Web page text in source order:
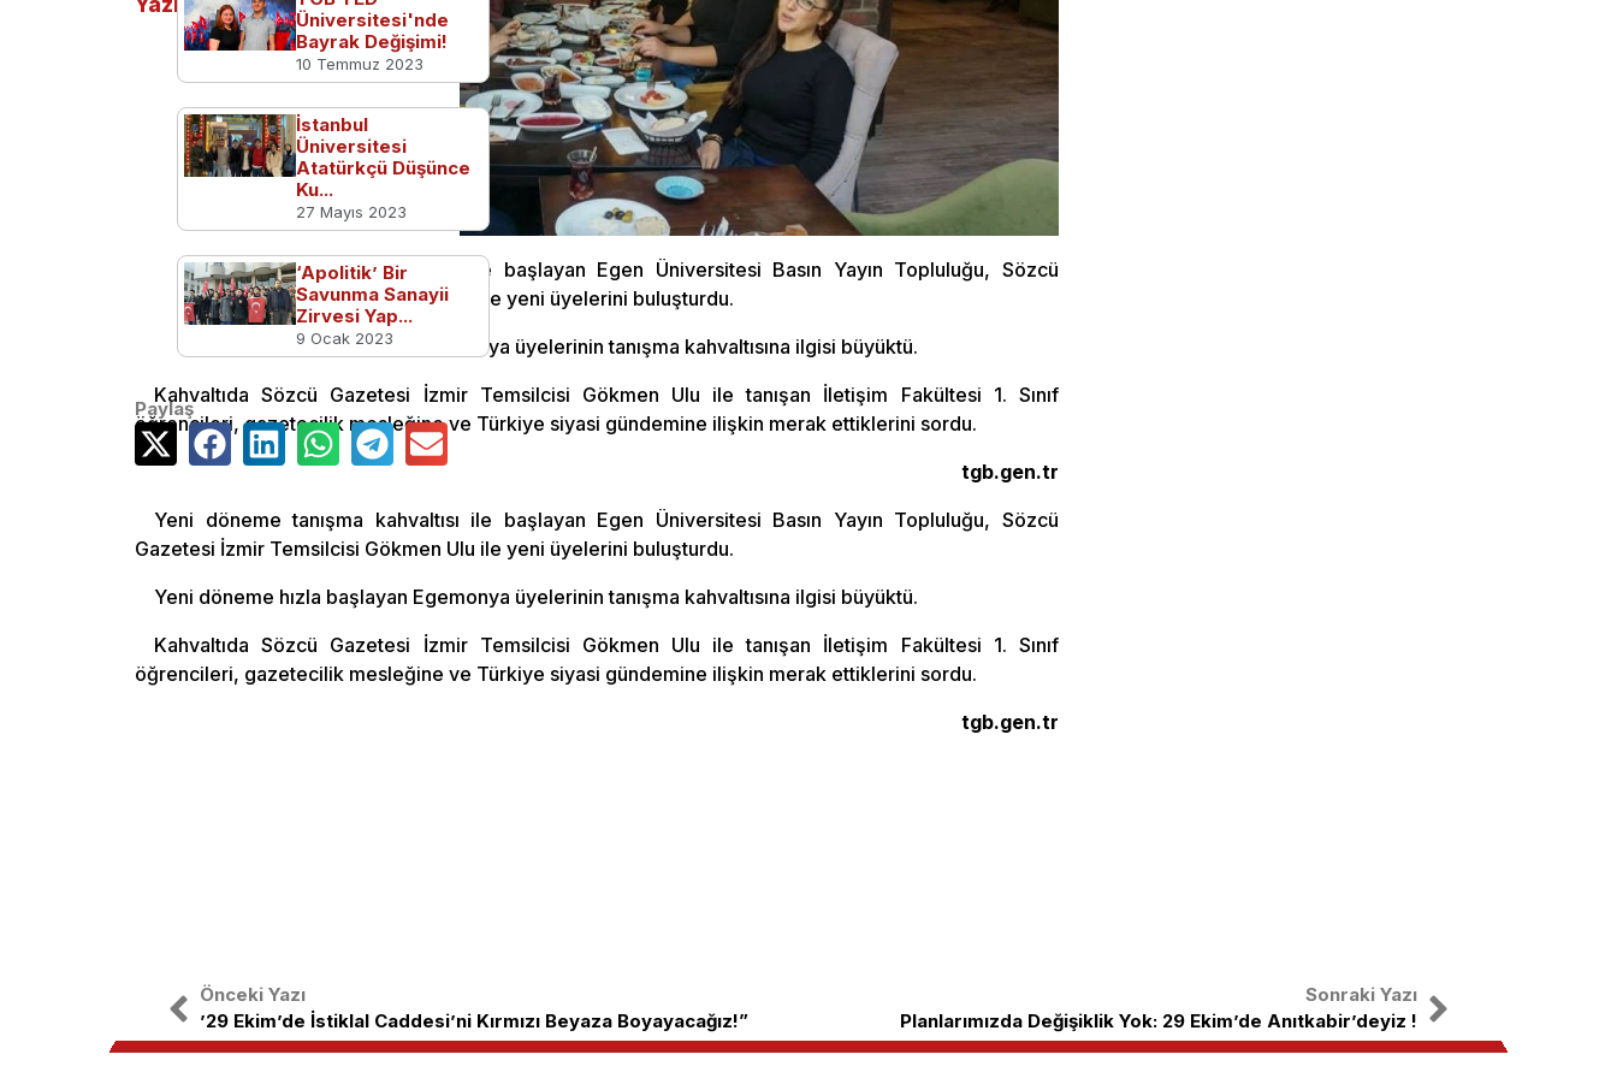
Yeni döneme tanışma kahvaltısı ile başlayan Egen Üniversitesi Basın Yayın Topluluğu, Sözcü
Gazetesi İzmir Temsilcisi Gökmen Ulu ile yeni üyelerini buluşturdu.
Yeni döneme hızla başlayan Egemonya üyelerinin tanışma kahvaltısına ilgisi büyüktü.
Kahvaltıda Sözcü Gazetesi İzmir Temsilcisi Gökmen Ulu ile tanışan İletişim Fakültesi 1. Sınıf
öğrencileri, gazetecilik mesleğine ve Türkiye siyasi gündemine ilişkin merak ettiklerini sordu.
tgb.gen.tr
Yeni döneme tanışma kahvaltısı ile başlayan Egen Üniversitesi Basın Yayın Topluluğu, Sözcü
Gazetesi İzmir Temsilcisi Gökmen Ulu ile yeni üyelerini buluşturdu.
Yeni döneme hızla başlayan Egemonya üyelerinin tanışma kahvaltısına ilgisi büyüktü.
Kahvaltıda Sözcü Gazetesi İzmir Temsilcisi Gökmen Ulu ile tanışan İletişim Fakültesi 1. Sınıf
öğrencileri, gazetecilik mesleğine ve Türkiye siyasi gündemine ilişkin merak ettiklerini sordu.
tgb.gen.tr
Yazılar
Üniversitesi'nde
Bayrak Değişimi!
10 Temmuz 2023
İstanbul
Üniversitesi
Atatürkçü Düşünce
Ku...
27 Mayıs 2023
‘Apolitik’ Bir
Savunma Sanayii
Zirvesi Yap...
9 Ocak 2023
Paylaş
Önceki Yazı
’29 Ekim’de İstiklal Caddesi’ni Kırmızı Beyaza Boyayacağız!”
Sonraki Yazı
Planlarımızda Değişiklik Yok: 29 Ekim’de Anıtkabir’deyiz !